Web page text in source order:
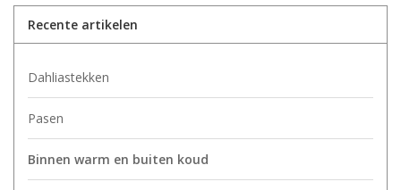
Recente artikelen
Dahliastekken
Pasen
Binnen warm en buiten koud